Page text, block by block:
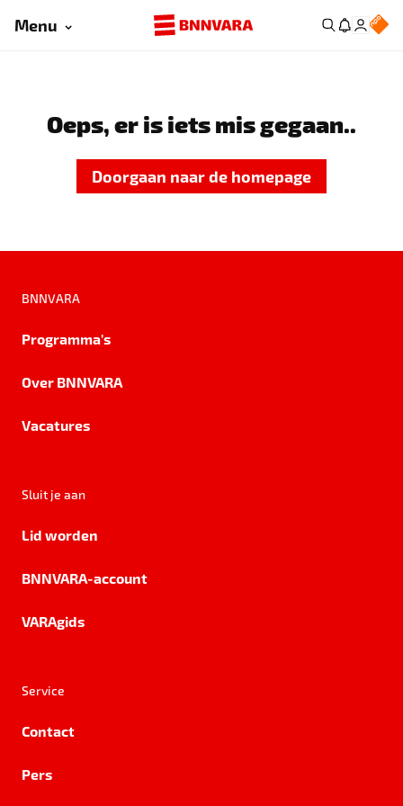
Menu
Oeps, er is iets mis gegaan..
Doorgaan naar de homepage
BNNVARA
Programma's
Over BNNVARA
Vacatures
Sluit je aan
Lid worden
BNNVARA-account
VARAgids
Service
Contact
Pers